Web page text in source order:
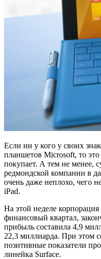
Если ни у кого у своих
планшетов Microsoft, то
покупает. А тем не менее,
редмондской компании в
очень даже неплохо, чего
iPad.
На этой неделе
финансовый квартал,
прибыль составила 4,9
22,3 миллиарда. При этом
позитивные показатели
линейка Surface.